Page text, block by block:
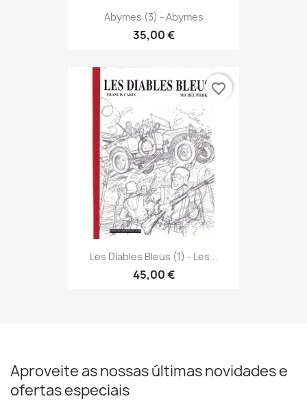
Abymes (3) - Abymes
35,00 €
Les Diables Bleus (1) - Les...
45,00 €
favorite_border
Aproveite as nossas últimas novidades e
ofertas especiais